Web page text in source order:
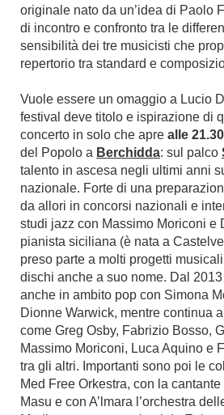
originale nato da un’idea di Paolo
di incontro e confronto tra le
sensibilità dei tre musicisti che
repertorio tra standard e
Vuole essere un omaggio a Lucio
festival deve titolo e ispirazione di
concerto in solo che apre alle 21.30
del Popolo a Berchidda: sul palco
talento in ascesa negli ultimi anni
nazionale. Forte di una
da allori in concorsi nazionali e
studi jazz con Massimo Moriconi e
pianista siciliana (è nata a
preso parte a molti progetti
dischi anche a suo nome. Dal
anche in ambito pop con Simona
Dionne Warwick, mentre continua
come Greg Osby, Fabrizio Bosso,
Massimo Moriconi, Luca Aquino e
tra gli altri. Importanti sono poi le
Med Free Orkestra, con la
Masu e con A’lmara l’orchestra